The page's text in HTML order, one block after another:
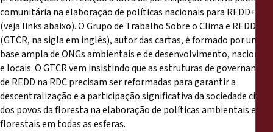
comunitária na elaboração de políticas nacionais para REDD+
(veja links abaixo). O Grupo de Trabalho Sobre o Clima e REDD,
(GTCR, na sigla em inglês), autor das cartas, é formado por uma
base ampla de ONGs ambientais e de desenvolvimento, nacionais
e locais. O GTCR vem insistindo que as estruturas de governança
de REDD na RDC precisam ser reformadas para garantir a
descentralização e a participação significativa da sociedade civil e
dos povos da floresta na elaboração de políticas ambientais e
florestais em todas as esferas.